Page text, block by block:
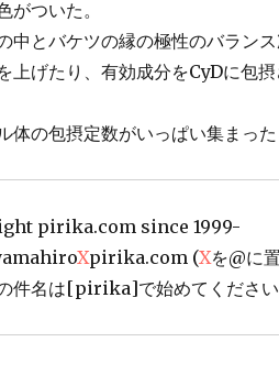
がついた。
中とバケツの縁の極性のバランス
上げたり、有効成分をCyDに包
体の包摂定数がいっぱい集まっ
pirika.com since 1999-
Xpirika.com (Xを@に
件名は[pirika]で始めてください